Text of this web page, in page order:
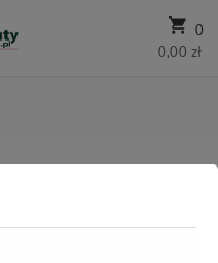
0
0,00 zł